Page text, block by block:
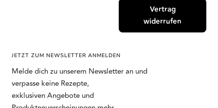
Vertrag
widerrufen
JETZT ZUM NEWSLETTER ANMELDEN
Melde dich zu unserem Newsletter an und
verpasse keine Rezepte,
exklusiven Angebote und